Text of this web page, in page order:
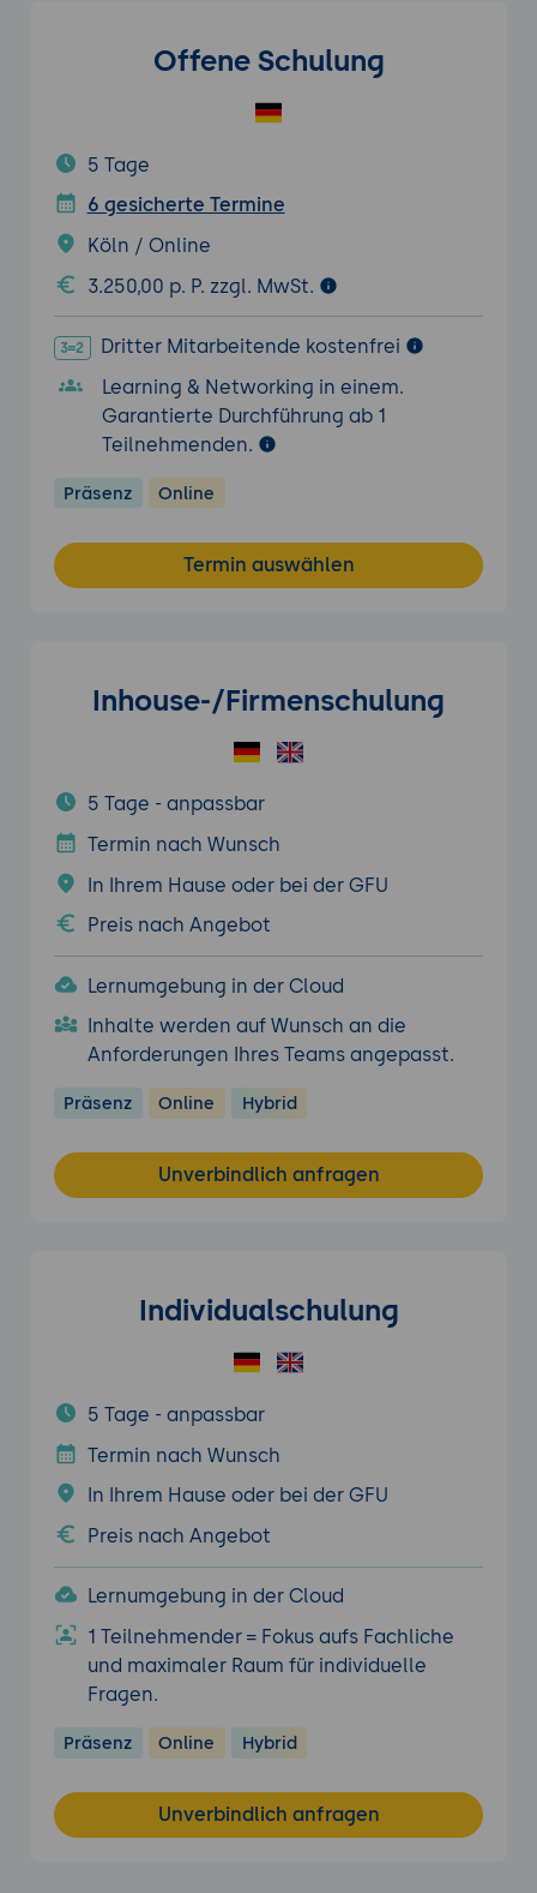
Offene Schulung
5 Tage
6 gesicherte Termine
Köln / Online
3.250,00 p. P. zzgl. MwSt.
Dritter Mitarbeitende kostenfrei
Learning & Networking in einem.
Garantierte Durchführung ab 1
Teilnehmenden.
Präsenz Online
Termin auswählen
Inhouse-/Firmenschulung
5 Tage - anpassbar
Termin nach Wunsch
In Ihrem Hause oder bei der GFU
Preis nach Angebot
Lernumgebung in der Cloud
Inhalte werden auf Wunsch an die
Anforderungen Ihres Teams angepasst.
Präsenz Online Hybrid
Unverbindlich anfragen
Individualschulung
5 Tage - anpassbar
Termin nach Wunsch
In Ihrem Hause oder bei der GFU
Preis nach Angebot
Lernumgebung in der Cloud
1 Teilnehmender = Fokus aufs Fachliche
und maximaler Raum für individuelle
Fragen.
Präsenz Online Hybrid
Unverbindlich anfragen